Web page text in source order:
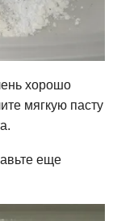
хорошо
мягкую пасту
еще